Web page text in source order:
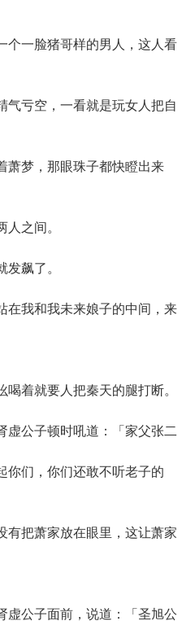
一脸猪哥样的男人，这人看
亏空，一看就是玩女人把自
梦，那眼珠子都快瞪出来
之间。
飙了。
我和我未来娘子的中间，来
着就要人把秦天的腿打断。
公子顿时吼道：「家父张二
你们，你们还敢不听老子的
把萧家放在眼里，这让萧家
公子面前，说道：「圣旭公